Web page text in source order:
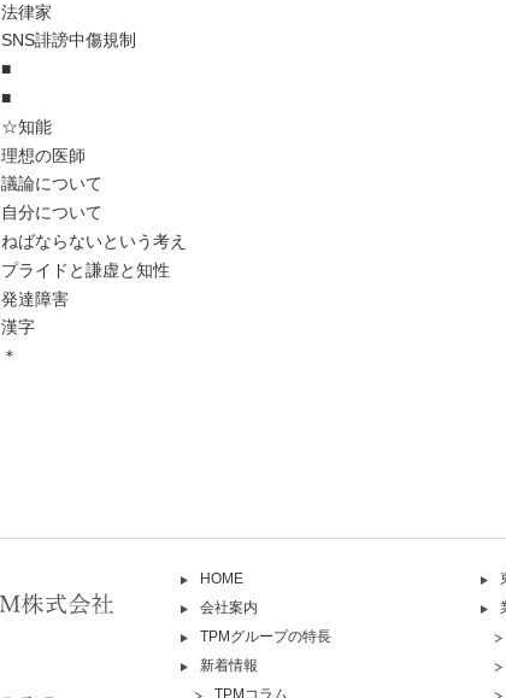
法律家
SNS誹謗中傷規制
■
■
☆知能
理想の医師
議論について
自分について
ねばならないという考え
プライドと謙虚と知性
発達障害
漢字
＊
HOME
会社案内
TPMグループの特長
新着情報
TPMコラム